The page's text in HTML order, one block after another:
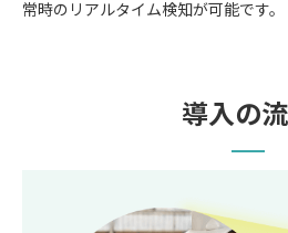
常時のリアルタイム検知が可能です。
導入の